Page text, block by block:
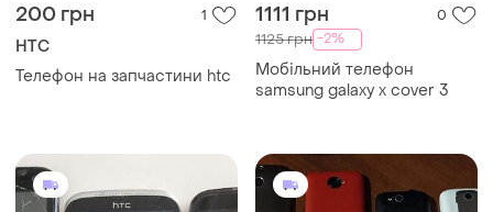
200 грн 1
HTC
Телефон на запчастини htc
1111 грн 0
1125 грн -2%
Мобільний телефон
samsung galaxy x cover 3